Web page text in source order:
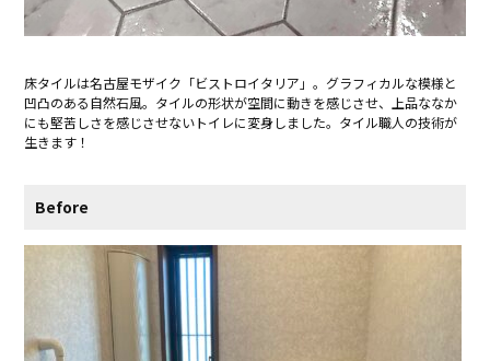
床タイルは名古屋モザイク「ビストロイタリア」。グラフィカルな模様と
凹凸のある自然石風。タイルの形状が空間に動きを感じさせ、上品ななか
にも堅苦しさを感じさせないトイレに変身しました。タイル職人の技術が
生きます！
Before